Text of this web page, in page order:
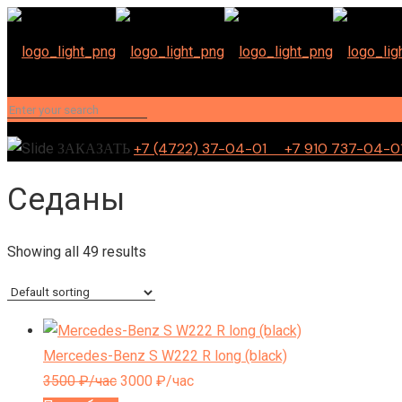
ЗАКАЗАТЬ +7 (4722) 37-04-01 +7 910 737-04-
Седаны
Showing all 49 results
Mercedes-Benz S W222 R long (black)
3500₽/час 3000 ₽/час